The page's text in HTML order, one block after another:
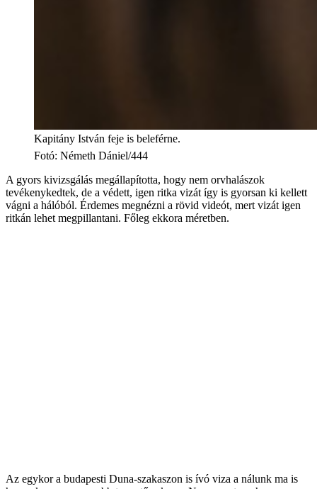
Kapitány István feje is beleférne.
Fotó: Németh Dániel/444
A gyors kivizsgálás megállapította, hogy nem orvhalászok
tevékenykedtek, de a védett, igen ritka vizát így is gyorsan ki kellett
vágni a hálóból. Érdemes megnézni a rövid videót, mert vizát igen
ritkán lehet megpillantani. Főleg ekkora méretben.
Az egykor a budapesti Duna-szakaszon is ívó viza a nálunk ma is